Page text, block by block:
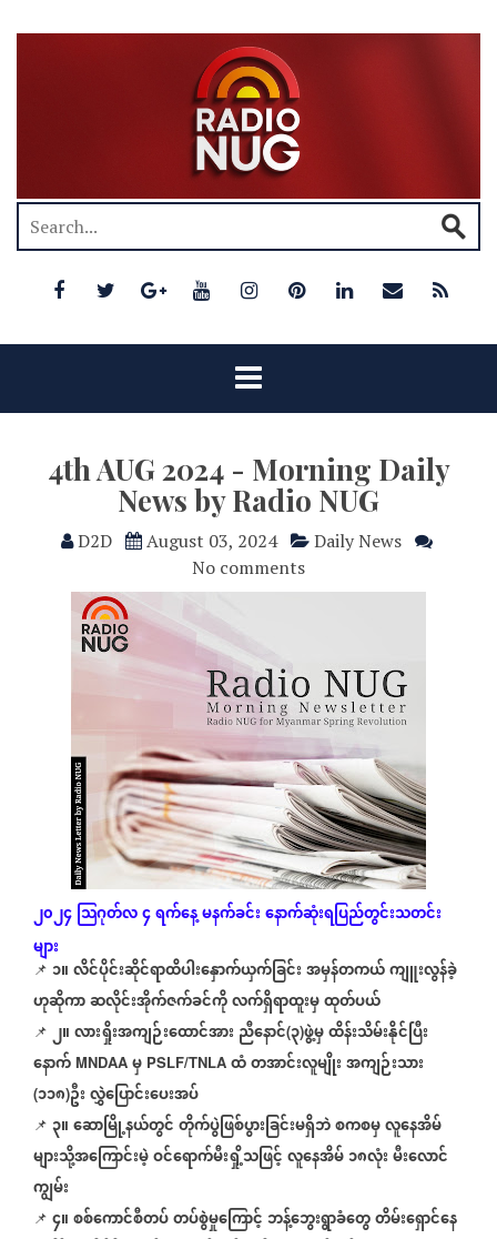
4th AUG 2024 - Morning Daily
News by Radio NUG
D2D August 03, 2024
Daily News
No comments
၂၀၂၄သြဂုတ်လ၄ရက်နေ့မနက်ခင်းနောက်ဆုံးရပြည်တွင်းသတင်း
များ
📌 ၁။လိင်ပိုင်းဆိုင်ရာထိပါးနှောက်ယှက်ခြင်းအမှန်တကယ်ကျူးလွန်ခဲ့
ဟုဆိုကာဆလိုင်းအိုက်ဇက်ခင်ကိုလက်ရှိရာထူးမှထုတ်ပယ်
📌 ၂။လားရှိုးအကျဉ်းထောင်အား ညီနောင်(၃)ဖွဲ့မှထိန်းသိမ်းနိုင်ပြီး
နောက် MNDAA မှ PSLF/TNLA ထံတအာင်းလူမျိုးအကျဉ်းသား
(၁၁၈)ဦးလွှဲပြောင်းပေးအပ်
📌 ၃။ဆောမြို့နယ်တွင်တိုက်ပွဲဖြစ်ပွားခြင်းမရှိဘဲစကစမှလူနေအိမ်
များသို့အကြောင်းမဲ့ဝင်ရောက်မီးရှို့သဖြင့်လူနေအိမ်၁၈လုံးမီးလောင်
ကျွမ်း
📌 ၄။စစ်ကောင်စီတပ်တပ်စွဲမှုကြောင့်ဘန့်ဘွေးရွာခံတွေတိမ်းရှောင်နေ